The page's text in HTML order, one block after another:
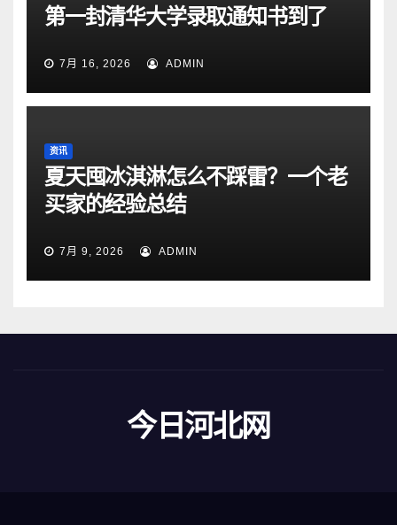
第一封清华大学录取通知书到了
7月 16, 2026 ADMIN
资讯
夏天囤冰淇淋怎么不踩雷？一个老
买家的经验总结
7月 9, 2026 ADMIN
今日河北网